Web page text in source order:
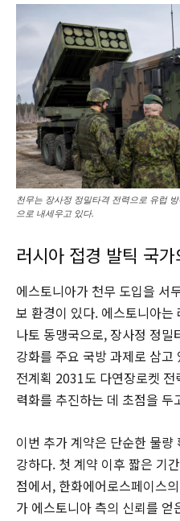
천무는 장사정 정밀타격 전력으로 유럽
으로 내세우고 있다.
러시아 접경 발틱 국
에스토니아가 천무 도입을 서
보 환경이 있다. 에스토니아
나토 동맹국으로, 장사정 정
강화를 주요 국방 과제로 삼
전계획 2031도 다연장로켓
력화를 추진하는 데 초점을 두
이번 추가 계약은 단순한 물
강하다. 첫 계약 이후 짧은 기
점에서, 한화에어로스페이스
가 에스토니아 측의 신뢰를 얻